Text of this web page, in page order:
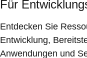
Für
Entdecken Sie
Entwicklung,
Anwendungen und